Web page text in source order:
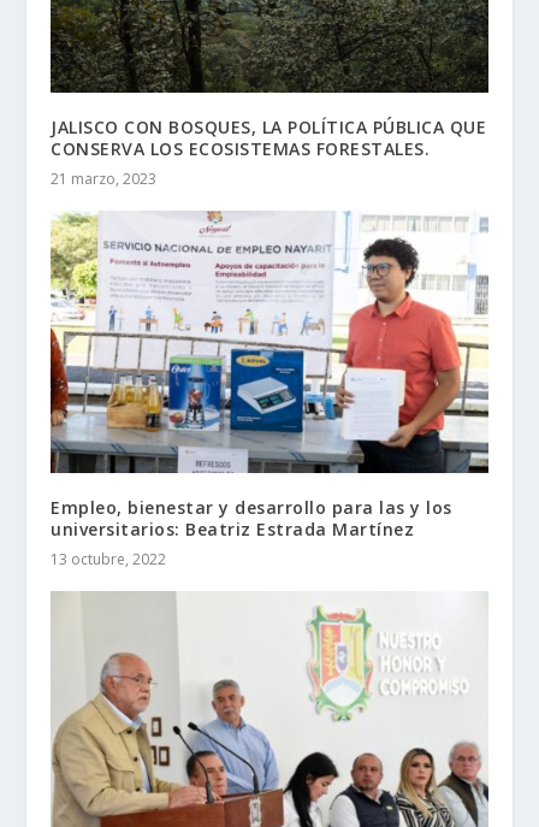
JALISCO CON BOSQUES, LA POLÍTICA PÚBLICA QUE
CONSERVA LOS ECOSISTEMAS FORESTALES.
21 marzo, 2023
Empleo, bienestar y desarrollo para las y los
universitarios: Beatriz Estrada Martínez
13 octubre, 2022